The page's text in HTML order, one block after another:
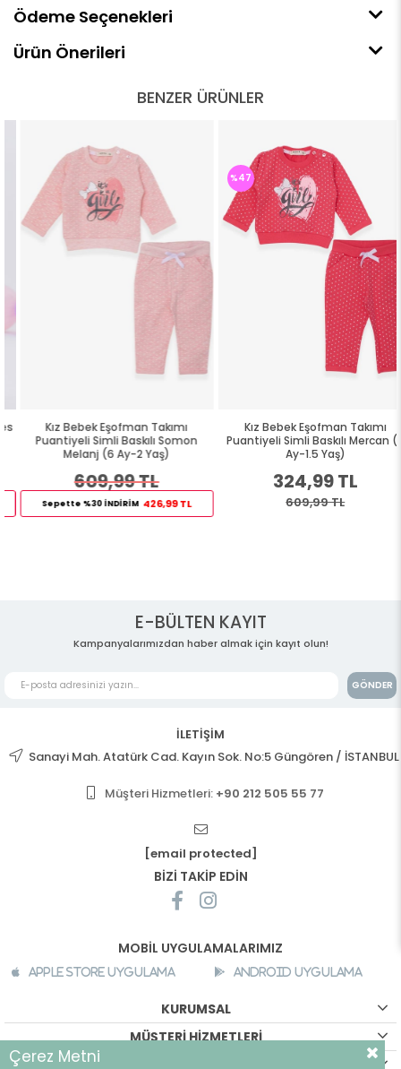
Ödeme Seçenekleri
Ürün Önerileri
BENZER ÜRÜNLER
Kız Bebek Eşofman Takımı
Puantiyeli Simli Baskılı Somon
Melanj (6 Ay-2 Yaş)
609,99 TL
Sepette %30 İNDİRİM 426,99 TL
Kız Bebek Eşofman Takımı
Puantiyeli Simli Baskılı Mercan (6
Ay-1.5 Yaş)
324,99 TL
609,99 TL
%47
E-BÜLTEN KAYIT
Kampanyalarımızdan haber almak için kayıt olun!
GÖNDER
İLETİŞİM
Sanayi Mah. Atatürk Cad. Kayın Sok. No:5 Güngören / İSTANBUL
Müşteri Hizmetleri: +90 212 505 55 77
[email protected]
BİZİ TAKİP EDİN
MOBİL UYGULAMALARIMIZ
Apple Store Uygulama Android Uygulama
KURUMSAL
MÜŞTERİ HİZMETLERİ
Çerez Metni